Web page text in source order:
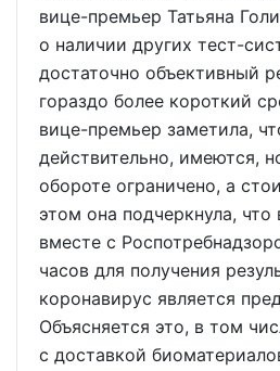
вице-премьер Татьяна
о наличии других тест-
достаточно объективный
гораздо более короткий
вице-премьер заметила,
действительно, имеются,
обороте ограничено, а
этом она подчеркнула, что
вместе с
часов для получения
коронавирус является
Объясняется это, в том
с доставкой